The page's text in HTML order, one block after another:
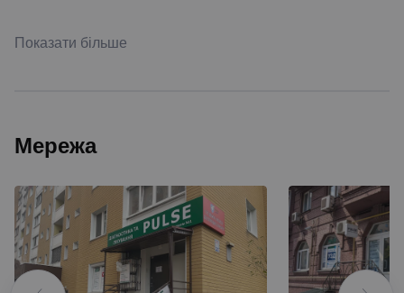
Показати більше
Мережа